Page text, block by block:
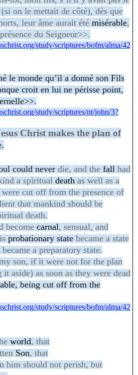
on le mettait de côté), dès que
leur âme aurait été misérable,
du Seigneur>>.
study/scriptures/bofm/alma/42
le monde qu’il a donné son Fils
croit en lui ne périsse point,
study/scriptures/nt/john/3?
Christ makes the plan of
could never die, and the fall had
a spiritual death as well as a
cut off from the presence of
that mankind should be
death.
become carnal, sensual, and
probationary statebecame a state
a preparatory state.
son, if it were not for the plan
aside) as soon as they were dead
, being cut off from the
study/scriptures/bofm/alma/42
world, that
Son, that
him should not perish, but